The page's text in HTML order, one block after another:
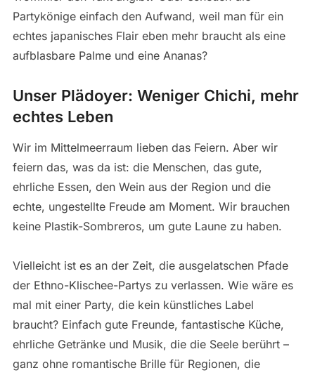
Partykönige einfach den Aufwand, weil man für ein
echtes japanisches Flair eben mehr braucht als eine
aufblasbare Palme und eine Ananas?
Unser Plädoyer: Weniger Chichi, mehr
echtes Leben
Wir im Mittelmeerraum lieben das Feiern. Aber wir
feiern das, was da ist: die Menschen, das gute,
ehrliche Essen, den Wein aus der Region und die
echte, ungestellte Freude am Moment. Wir brauchen
keine Plastik-Sombreros, um gute Laune zu haben.
Vielleicht ist es an der Zeit, die ausgelatschen Pfade
der Ethno-Klischee-Partys zu verlassen. Wie wäre es
mal mit einer Party, die kein künstliches Label
braucht? Einfach gute Freunde, fantastische Küche,
ehrliche Getränke und Musik, die die Seele berührt –
ganz ohne romantische Brille für Regionen, die